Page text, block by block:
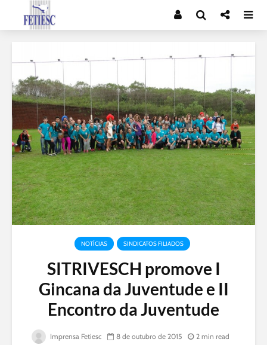
NOTÍCIAS SINDICATOS FILIADOS
SITRIVESCH promove I
Gincana da Juventude e II
Encontro da Juventude
Imprensa Fetiesc 8 de outubro de 2015 2 min read